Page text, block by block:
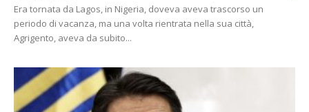
Era tornata da Lagos, in Nigeria, doveva aveva trascorso un
periodo di vacanza, ma una volta rientrata nella sua città,
Agrigento, aveva da subito...